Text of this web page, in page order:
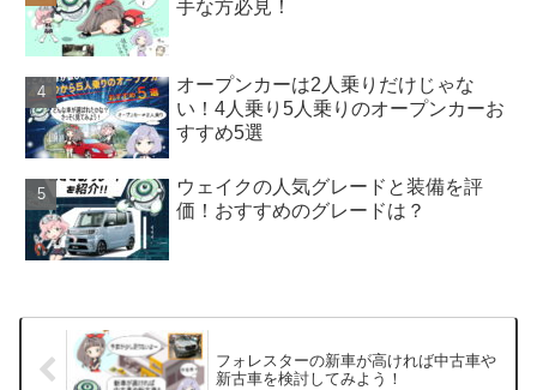
手な方必見！
オープンカーは2人乗りだけじゃな
い！4人乗り5人乗りのオープンカーお
すすめ5選
ウェイクの人気グレードと装備を評
価！おすすめのグレードは？
フォレスターの新車が高ければ中古車や
新古車を検討してみよう！